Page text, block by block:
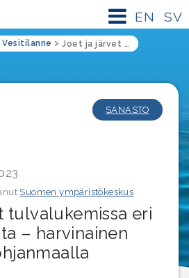
SV
EN
Vesitilanne > Joet ja järvet tulvalukemissa eri puolilla maata – harvinainen syystulva Pohjanmaalla
Suomen ympäristökeskus
tulvalukemissa eri
– harvinainen
SANASTO